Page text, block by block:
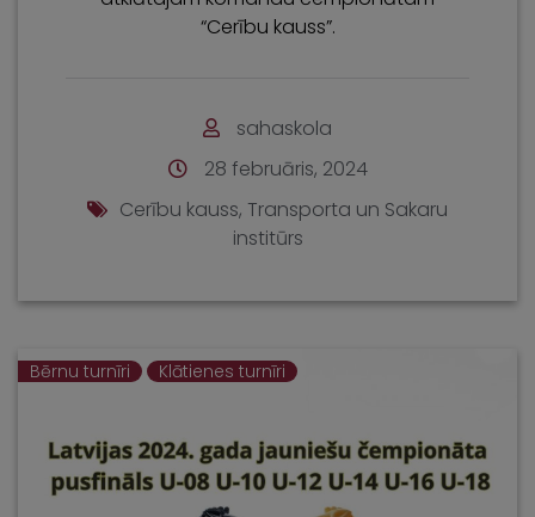
“Cerību kauss”.
sahaskola
28 februāris, 2024
Cerību kauss, Transporta un Sakaru
institūrs
Bērnu turnīri Klātienes turnīri